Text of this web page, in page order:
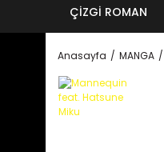
ÇİZGİ ROMAN
Anasayfa MANGA